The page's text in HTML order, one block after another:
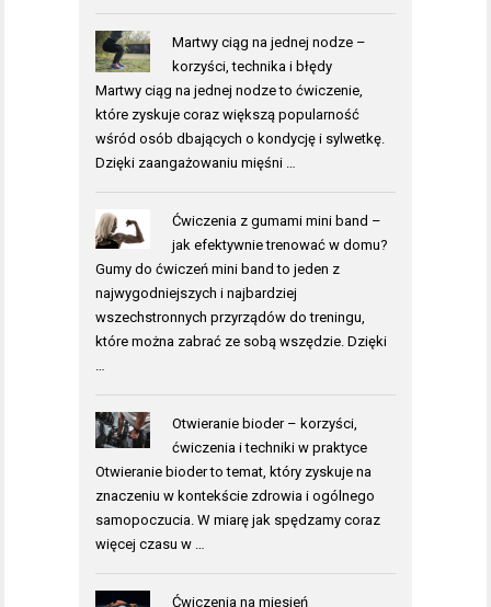
Martwy ciąg na jednej nodze –
korzyści, technika i błędy
Martwy ciąg na jednej nodze to ćwiczenie,
które zyskuje coraz większą popularność
wśród osób dbających o kondycję i sylwetkę.
Dzięki zaangażowaniu mięśni …
Ćwiczenia z gumami mini band –
jak efektywnie trenować w domu?
Gumy do ćwiczeń mini band to jeden z
najwygodniejszych i najbardziej
wszechstronnych przyrządów do treningu,
które można zabrać ze sobą wszędzie. Dzięki
…
Otwieranie bioder – korzyści,
ćwiczenia i techniki w praktyce
Otwieranie bioder to temat, który zyskuje na
znaczeniu w kontekście zdrowia i ogólnego
samopoczucia. W miarę jak spędzamy coraz
więcej czasu w …
Ćwiczenia na mięsień